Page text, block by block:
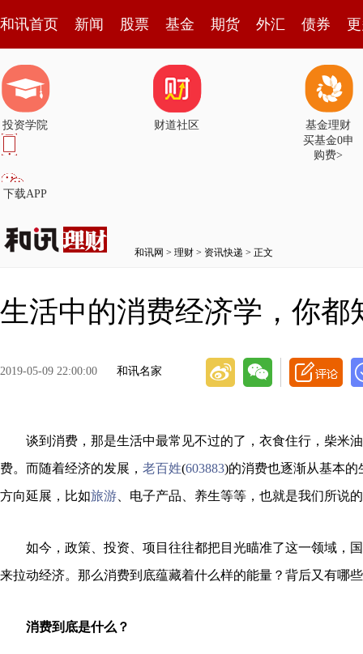
和讯首页 新闻 股票 基金 期货 外汇 债券
投资学院 财道社区
基金理财
买基金0申
购费>
下载APP
和讯网 > 理财 > 资讯快递 > 正文
生活中的消费经济学，你都
2019-05-09 22:00:00 和讯名家
谈到消费，那是生活中最常见不过的了，衣食住行，柴米
费。而随着经济的发展， 老百姓(603883)的消费也逐渐从基本
方向延展，比如旅游 、电子产品、养生等等，也就是我们所说
如今，政策、投资、项目往往都把目光瞄准了这一领域，
来拉动经济。那么消费到底蕴藏着什么样的能量？背后又有哪
消费到底是什么？